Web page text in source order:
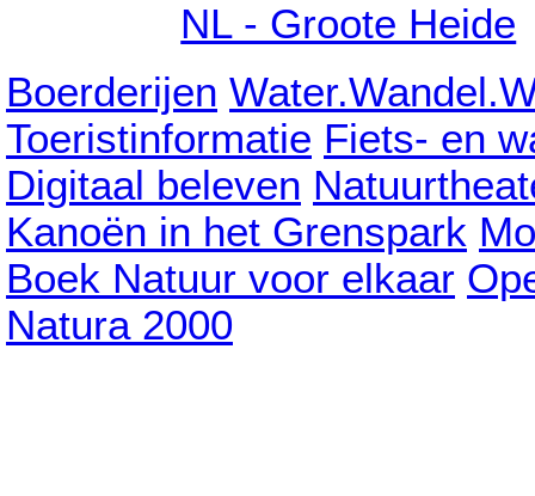
NL - Groote Heide
Boerderijen
Toeristinformatie Fiets- en
Digitaal beleven
Kanoën in het Grenspark
Boek Natuur voor elkaar
Natura 2000